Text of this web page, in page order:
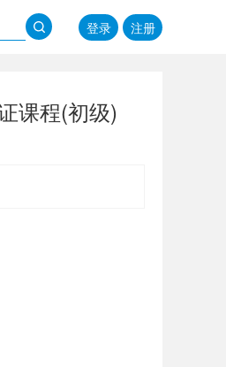
登录 注册
课程(初级)